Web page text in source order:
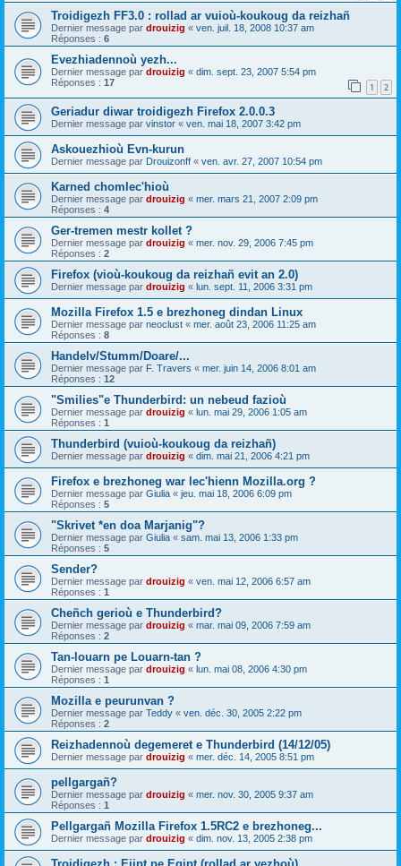
Troidigezh FF3.0 : rollad ar vuioù-koukoug da reizhañ
Dernier message par drouizig « ven. juil. 18, 2008 10:37 am
Réponses : 6
Evezhiadennoù yezh...
Dernier message par drouizig « dim. sept. 23, 2007 5:54 pm
Réponses : 17 1 2
Geriadur diwar troidigezh Firefox 2.0.0.3
Dernier message par vinstor « ven. mai 18, 2007 3:42 pm
Askouezhioù Evn-kurun
Dernier message par Drouizonff « ven. avr. 27, 2007 10:54 pm
Karned chomlec'hioù
Dernier message par drouizig « mer. mars 21, 2007 2:09 pm
Réponses : 4
Ger-tremen mestr kollet ?
Dernier message par drouizig « mer. nov. 29, 2006 7:45 pm
Réponses : 2
Firefox (vioù-koukoug da reizhañ evit an 2.0)
Dernier message par drouizig « lun. sept. 11, 2006 3:31 pm
Mozilla Firefox 1.5 e brezhoneg dindan Linux
Dernier message par neoclust « mer. août 23, 2006 11:25 am
Réponses : 8
Handelv/Stumm/Doare/...
Dernier message par F. Travers « mer. juin 14, 2006 8:01 am
Réponses : 12
"Smilies"e Thunderbird: un nebeud fazioù
Dernier message par drouizig « lun. mai 29, 2006 1:05 am
Réponses : 1
Thunderbird (vuioù-koukoug da reizhañ)
Dernier message par drouizig « dim. mai 21, 2006 4:21 pm
Firefox e brezhoneg war lec'hienn Mozilla.org ?
Dernier message par Giulia « jeu. mai 18, 2006 6:09 pm
Réponses : 5
"Skrivet *en doa Marjanig"?
Dernier message par Giulia « sam. mai 13, 2006 1:33 pm
Réponses : 5
Sender?
Dernier message par drouizig « ven. mai 12, 2006 6:57 am
Réponses : 1
Cheñch gerioù e Thunderbird?
Dernier message par drouizig « mar. mai 09, 2006 7:59 am
Réponses : 2
Tan-louarn pe Louarn-tan ?
Dernier message par drouizig « lun. mai 08, 2006 4:30 pm
Réponses : 1
Mozilla e peurunvan ?
Dernier message par Teddy « ven. déc. 30, 2005 2:22 pm
Réponses : 2
Reizhadennoù degemeret e Thunderbird (14/12/05)
Dernier message par drouizig « mer. déc. 14, 2005 8:51 pm
pellgargañ?
Dernier message par drouizig « mer. nov. 30, 2005 9:37 am
Réponses : 1
Pellgargañ Mozilla Firefox 1.5RC2 e brezhoneg...
Dernier message par drouizig « dim. nov. 13, 2005 2:38 pm